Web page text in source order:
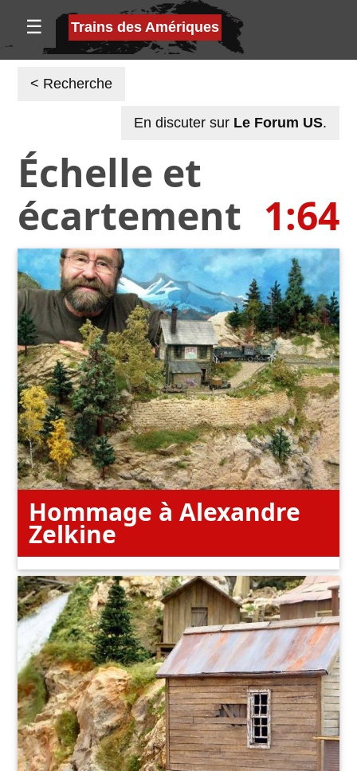
☰ Trains des Amériques
< Recherche
En discuter sur Le Forum US.
Échelle et
écartement 1:64
Hommage à Alexandre
Zelkine